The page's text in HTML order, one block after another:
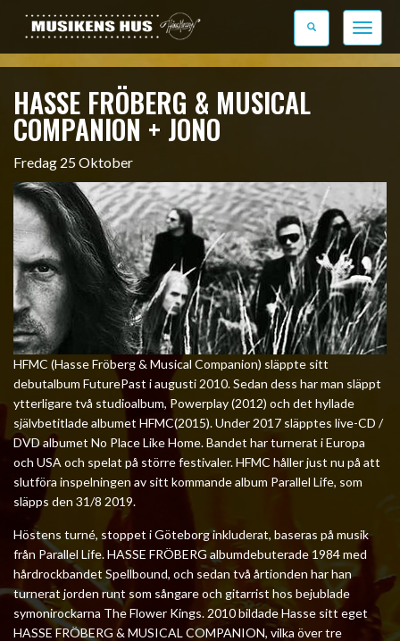
Toggle
HASSE FRÖBERG & MUSICAL
COMPANION + JONO
Fredag 25 Oktober
HFMC (Hasse Fröberg & Musical Companion) släppte sitt
debutalbum FuturePast i augusti 2010. Sedan dess har man släppt
ytterligare två studioalbum, Powerplay (2012) och det hyllade
självbetitlade albumet HFMC(2015). Under 2017 släpptes live-CD /
DVD albumet No Place Like Home. Bandet har turnerat i Europa
och USA och spelat på större festivaler. HFMC håller just nu på att
slutföra inspelningen av sitt kommande album Parallel Life, som
släpps den 31/8 2019.
Höstens turné, stoppet i Göteborg inkluderat, baseras på musik
från Parallel Life. HASSE FRÖBERG albumdebuterade 1984 med
hårdrockbandet Spellbound, och sedan två årtionden har han
turnerat jorden runt som sångare och gitarrist hos bejublade
symonirockarna The Flower Kings. 2010 bildade Hasse sitt eget
HASSE FRÖBERG & MUSICAL COMPANION, vilka över tre